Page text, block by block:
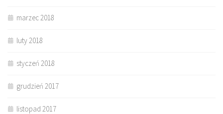
marzec 2018
luty 2018
styczeń 2018
grudzień 2017
listopad 2017